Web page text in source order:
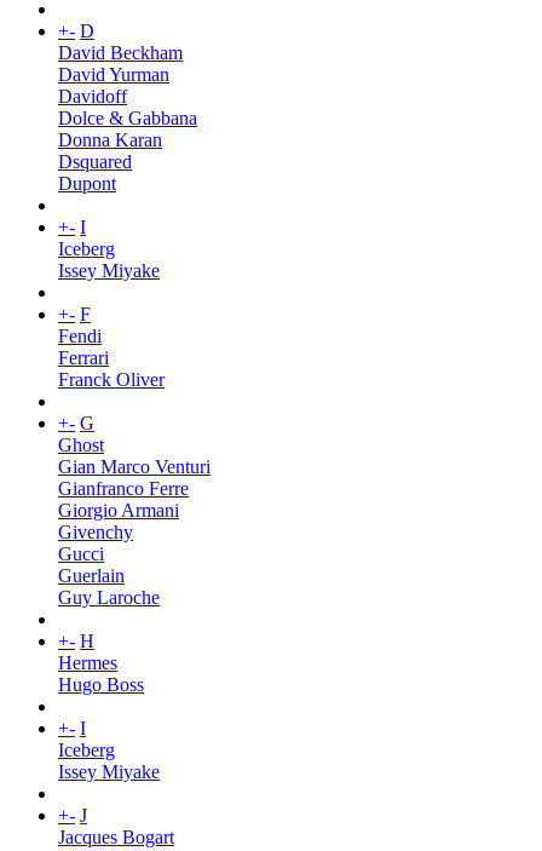
+- D
David Beckham
David Yurman
Davidoff
Dolce & Gabbana
Donna Karan
Dsquared
Dupont
+- I
Iceberg
Issey Miyake
+- F
Fendi
Ferrari
Franck Oliver
+- G
Ghost
Gian Marco Venturi
Gianfranco Ferre
Giorgio Armani
Givenchy
Gucci
Guerlain
Guy Laroche
+- H
Hermes
Hugo Boss
+- I
Iceberg
Issey Miyake
+- J
Jacques Bogart